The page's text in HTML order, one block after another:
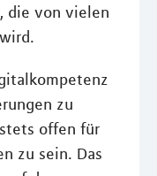
die von vielen
zu
offen für
zu sein. Das